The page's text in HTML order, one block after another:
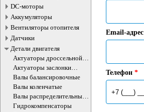
DC-моторы
Аккумуляторы
Вентиляторы отопителя
Датчики
Детали двигателя
Актуаторы дроссельной
заслонки
Актуаторы заслонки
впускного коллектора
Валы балансировочные
Валы коленчатые
Валы распределительные
ДВС
Гидрокомпенсаторы
Email-адрес
Телефон *